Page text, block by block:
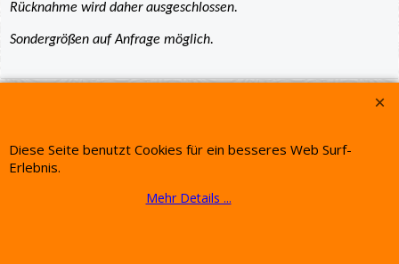
Rücknahme wird daher ausgeschlossen.
Sondergrößen auf Anfrage möglich.
Diese Seite benutzt Cookies für ein besseres Web Surf-
Erlebnis.
Mehr Details ...